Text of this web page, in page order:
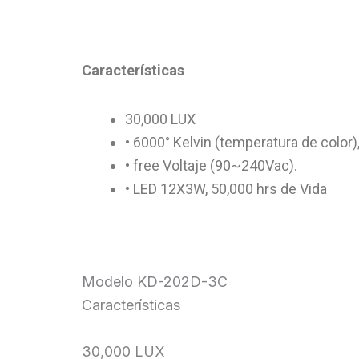
Características
30,000 LUX
• 6000° Kelvin (temperatura de color),
• free Voltaje (90~240Vac).
• LED 12X3W, 50,000 hrs de Vida
Modelo KD-202D-3C
Características
30,000 LUX